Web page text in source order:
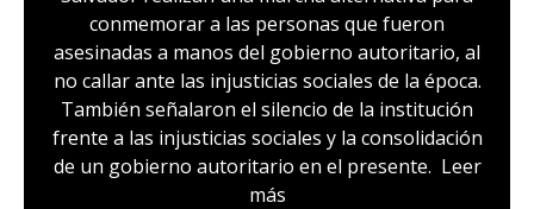
conmemorar a las personas que fueron
asesinadas a manos del gobierno autoritario, al
no callar ante las injusticias sociales de la época.
También señalaron el silencio de la institución
frente a las injusticias sociales y la consolidación
de un gobierno autoritario en el presente. Leer
más